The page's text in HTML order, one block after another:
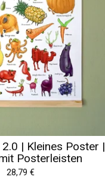
| Kleines Poster |
Posterleisten
28,79€